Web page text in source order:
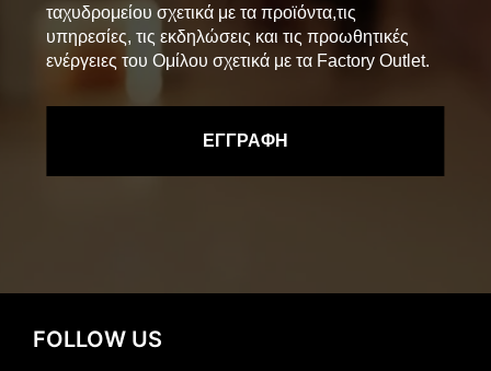
ταχυδρομείου σχετικά με τα προϊόντα,τις
υπηρεσίες, τις εκδηλώσεις και τις προωθητικές
ενέργειες του Ομίλου σχετικά με τα Factory Outlet.
FOLLOW US